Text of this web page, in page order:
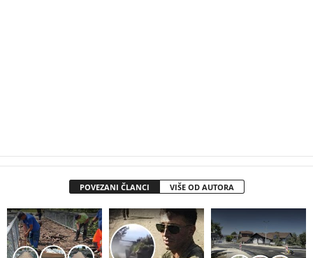
POVEZANI ČLANCI VIŠE OD AUTORA